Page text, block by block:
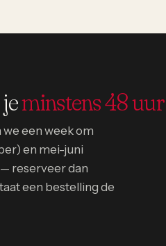
jeminstens 48 uur
een week om
en mei-juni
reserveer dan
een bestelling de